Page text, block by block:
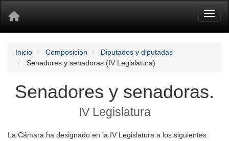
Inicio Composición
Diputados y diputadas
Senadores y senadoras (IV Legislatura)
Senadores y senadoras.
IV Legislatura
La Cámara ha designado en la IV Legislatura a los siguientes